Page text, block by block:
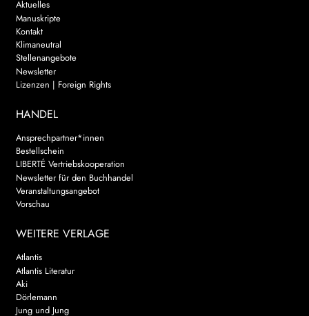
Aktuelles
Manuskripte
Kontakt
Klimaneutral
Stellenangebote
Newsletter
Lizenzen | Foreign Rights
HANDEL
Ansprechpartner*innen
Bestellschein
LIBERTÉ Vertriebskooperation
Newsletter für den Buchhandel
Veranstaltungsangebot
Vorschau
WEITERE VERLAGE
Atlantis
Atlantis Literatur
Aki
Dörlemann
Jung und Jung